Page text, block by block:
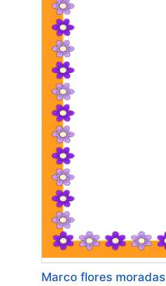
Marco flores moradas